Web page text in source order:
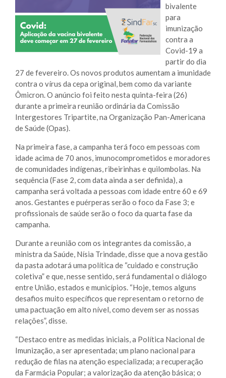
bivalente
para
imunização
contra a
Covid-19 a
partir do dia
27 de fevereiro. Os novos produtos aumentam a imunidade
contra o vírus da cepa original, bem como da variante
Ômicron. O anúncio foi feito nesta quinta-feira (26)
durante a primeira reunião ordinária da Comissão
Intergestores Tripartite, na Organização Pan-Americana
de Saúde (Opas).
Na primeira fase, a campanha terá foco em pessoas com
idade acima de 70 anos, imunocomprometidos e moradores
de comunidades indígenas, ribeirinhas e quilombolas. Na
sequência (Fase 2, com data ainda a ser definida), a
campanha será voltada a pessoas com idade entre 60 e 69
anos. Gestantes e puérperas serão o foco da Fase 3; e
profissionais de saúde serão o foco da quarta fase da
campanha.
Durante a reunião com os integrantes da comissão, a
ministra da Saúde, Nísia Trindade, disse que a nova gestão
da pasta adotará uma política de “cuidado e construção
coletiva” e que, nesse sentido, será fundamental o diálogo
entre União, estados e municípios. “Hoje, temos alguns
desafios muito específicos que representam o retorno de
uma pactuação em alto nível, como devem ser as nossas
relações”, disse.
“Destaco entre as medidas iniciais, a Política Nacional de
Imunização, a ser apresentada; um plano nacional para
redução de filas na atenção especializada; a recuperação
da Farmácia Popular; a valorização da atenção básica; o